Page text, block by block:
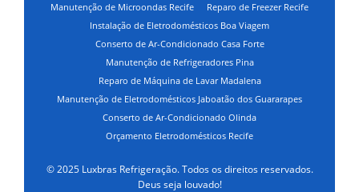
Manutenção de Microondas Recife
Reparo de Freezer Recife
Instalação de Eletrodomésticos Boa Viagem
Conserto de Ar-Condicionado Casa Forte
Manutenção de Refrigeradores Pina
Reparo de Máquina de Lavar Madalena
Manutenção de Eletrodomésticos Jaboatão dos Guararapes
Conserto de Ar-Condicionado Olinda
Orçamento Eletrodomésticos Recife
© 2025 Luxbras Refrigeração. Todos os direitos reservados.
Deus seja louvado!